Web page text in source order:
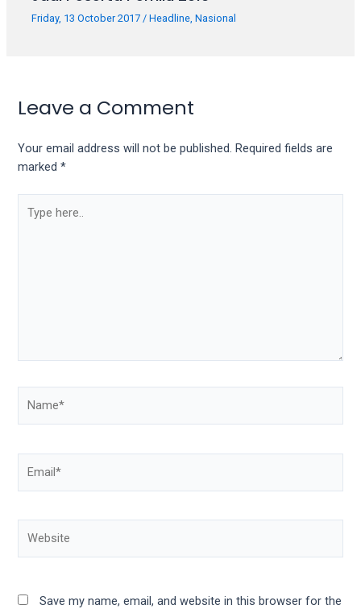
Friday, 13 October 2017/Headline,Nasional
Leave a Comment
Your email address will not be published. Required fields are
marked*
here..
Save my name, email, and website in this browser for the